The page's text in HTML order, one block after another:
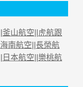
釜山航空
虎航跟
海南航空 長榮航
日本航空 樂桃航